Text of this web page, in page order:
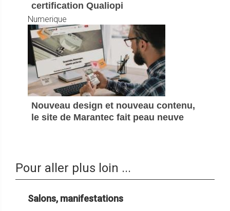
certification Qualiopi
Numerique
Nouveau design et nouveau contenu,
le site de Marantec fait peau neuve
Pour aller plus loin ...
Salons, manifestations